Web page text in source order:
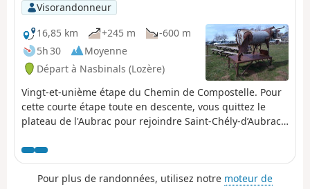
Visorandonneur
16,85 km
+245 m
-600 m
5h 30
Moyenne
Départ à Nasbinals (Lozère)
Vingt-et-unième étape du Chemin de Compostelle. Pour
cette courte étape toute en descente, vous quittez le
plateau de l'Aubrac pour rejoindre Saint-Chély-d’Aubrac
chemin entre le plateau de l’Aubrac et la vallée du Lot.
Pour plus de randonnées, utilisez notre moteur de